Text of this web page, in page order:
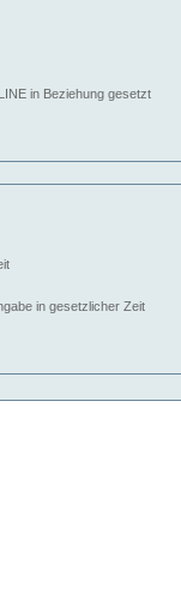
in Beziehung gesetzt
in gesetzlicher Zeit